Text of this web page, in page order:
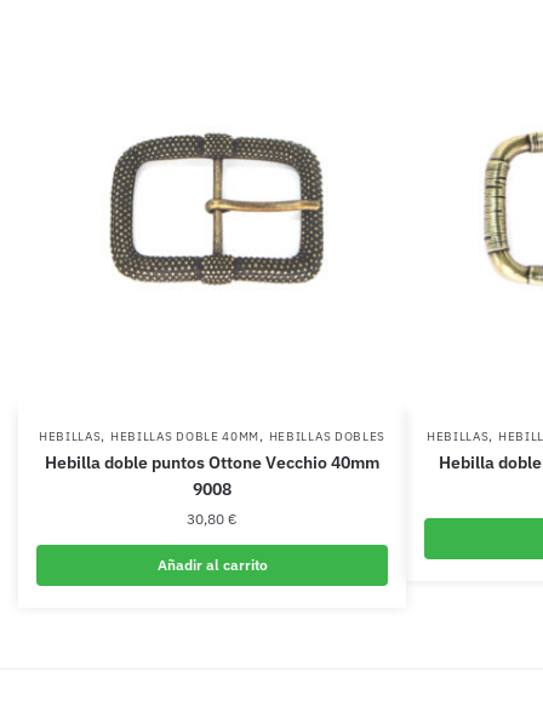
HEBILLAS, HEBILLAS DOBLE 40MM, HEBILLAS DOBLES
Hebilla doble puntos Ottone Vecchio 40mm
9008
30,80 €
Añadir al carrito
HEBILLAS,
Hebilla